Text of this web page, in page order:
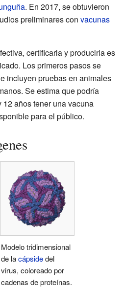
. En 2017, se obtuvieron
preliminares con vacunas
certificarla y producirla es
Los primeros pasos se
incluyen pruebas en animales
Se estima que podría
años tener una vacuna
para el público.
Modelo tridimensional
de lacápsidedel
virus, coloreado por
cadenas de proteínas.